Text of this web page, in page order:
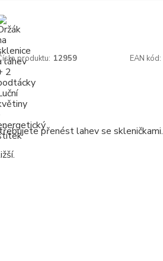
produktu: 12959 EAN kód:
přenést lahev se skleničkami.